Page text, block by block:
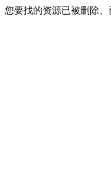
您要找的资源已被删除